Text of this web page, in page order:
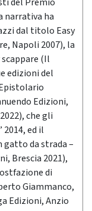
del Premio
narrativa ha
dal titolo Easy
Napoli 2007), la
(Il
edizioni del
Edizioni,
che gli
2014, ed il
da strada –
Brescia 2021),
di
Giammanco,
Edizioni, Anzio